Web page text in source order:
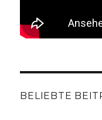
BELIEBTE